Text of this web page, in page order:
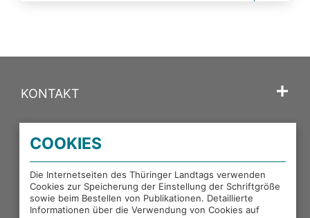
KONTAKT
PORTALE DES THÜRINGER LANDTAGS
EXTERNE LINKS
COOKIES
Die Internetseiten des Thüringer Landtags verwenden
Cookies zur Speicherung der Einstellung der Schriftgröße
sowie beim Bestellen von Publikationen. Detaillierte
Informationen über die Verwendung von Cookies auf